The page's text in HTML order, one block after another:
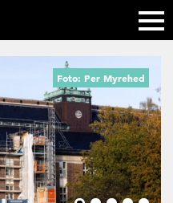
Foto: Per Myrehed